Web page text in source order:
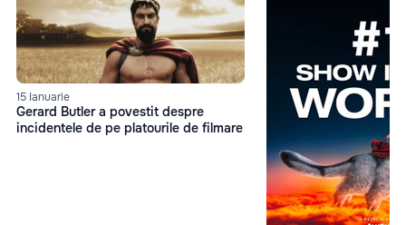
15 Ianuarie
Gerard Butler a povestit despre
incidentele de pe platourile de filmare